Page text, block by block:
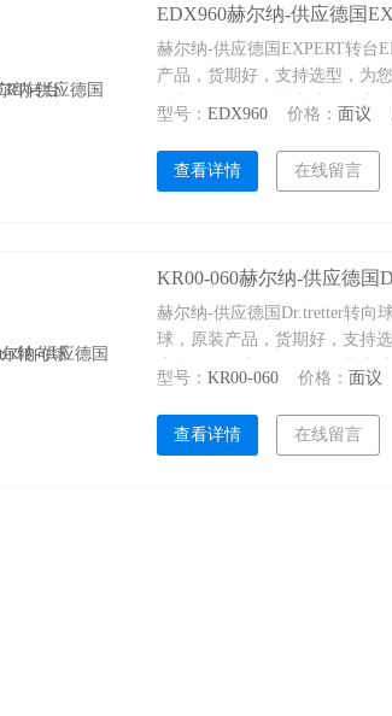
EDX960赫尔纳-供应德国
赫尔纳-供应德国EXPERT转台
产品，货期好，支持选型，为
在中国设有10个办事处，可为
型号：EDX960价格： 面议
查看详情 在线留言
KR00-060赫尔纳-供应德国
赫尔纳-供应德国Dr.tretter转向
球，原装产品，货期好，支持
大连公司在中国设有10个办事
型号：KR00-060价格： 面议
查看详情 在线留言